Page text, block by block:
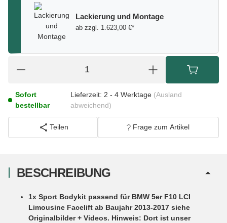
Lackierung und Montage
ab zzgl. 1.623,00 €*
Sofort
bestellbar
Lieferzeit: 2 - 4 Werktage (Ausland
abweichend)
Teilen Frage zum Artikel
BESCHREIBUNG
1x Sport Bodykit passend für BMW 5er F10 LCI
Limousine Facelift ab Baujahr 2013-2017 siehe
Originalbilder + Videos. Hinweis: Dort ist unser